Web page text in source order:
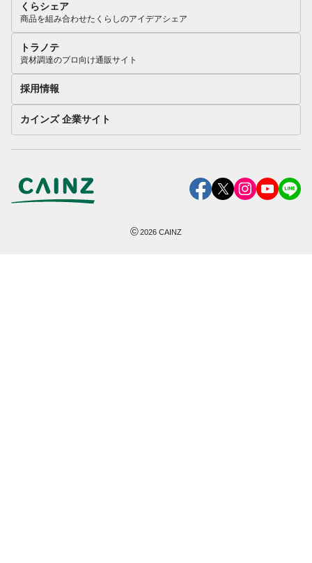
くらシェア
商品を組み合わせたくらしのアイデアシェア
トラノテ
資材調達のプロ向け通販サイト
採用情報
カインズ 企業サイト
©2026 CAINZ